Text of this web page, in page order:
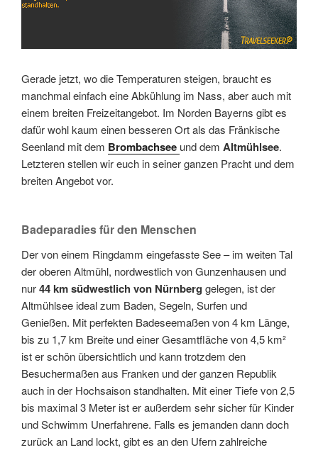
Gerade jetzt, wo die Temperaturen steigen, braucht es
manchmal einfach eine Abkühlung im Nass, aber auch mit
einem breiten Freizeitangebot. Im Norden Bayerns gibt es
dafür wohl kaum einen besseren Ort als das Fränkische
Seenland mit dem Brombachsee und dem Altmühlsee.
Letzteren stellen wir euch in seiner ganzen Pracht und dem
breiten Angebot vor.
Badeparadies für den Menschen
Der von einem Ringdamm eingefasste See – im weiten Tal
der oberen Altmühl, nordwestlich von Gunzenhausen und
nur44 km südwestlich von Nürnberg gelegen, ist der
Altmühlsee ideal zum Baden, Segeln, Surfen und
Genießen. Mit perfekten Badeseemaßen von 4 km Länge,
bis zu 1,7 km Breite und einer Gesamtfläche von 4,5 km²
ist er schön übersichtlich und kann trotzdem den
Besuchermaßen aus Franken und der ganzen Republik
auch in der Hochsaison standhalten. Mit einer Tiefe von 2,5
bis maximal 3 Meter ist er außerdem sehr sicher für Kinder
und Schwimm Unerfahrene. Falls es jemanden dann doch
zurück an Land lockt, gibt es an den Ufern zahlreiche